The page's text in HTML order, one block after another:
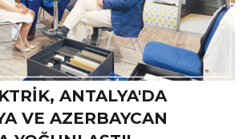
ANTALYA'DA
VE AZERBAYCAN